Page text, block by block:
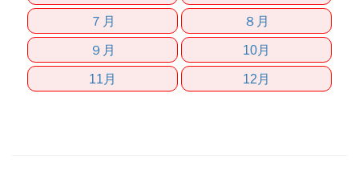
７月
８月
９月
10月
11月
12月